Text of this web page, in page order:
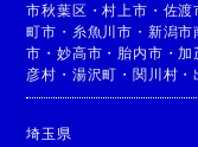
市秋葉区 ・村上市 ・ 佐渡
町市 ・ 糸魚川市 ・ 新潟市
市 ・妙高市 ・ 胎内市 ・加
彦村 ・ 湯沢町 ・関川村 ・
埼玉県